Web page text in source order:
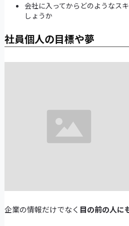
会社に入ってからどのようなス
しょうか
社員個人の目標や夢
企業の情報だけでなく 目の前の人に